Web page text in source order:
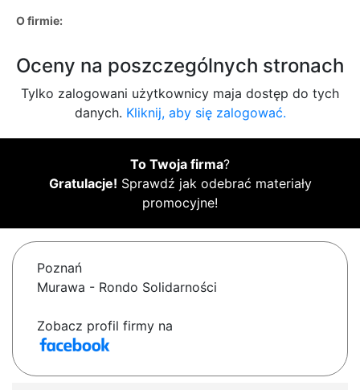
O firmie:
Oceny na poszczególnych stronach
Tylko zalogowani użytkownicy maja dostęp do tych
danych. Kliknij, aby się zalogować.
To Twoja firma?
Gratulacje! Sprawdź jak odebrać materiały
promocyjne!
Poznań
Murawa - Rondo Solidarności
Zobacz profil firmy na